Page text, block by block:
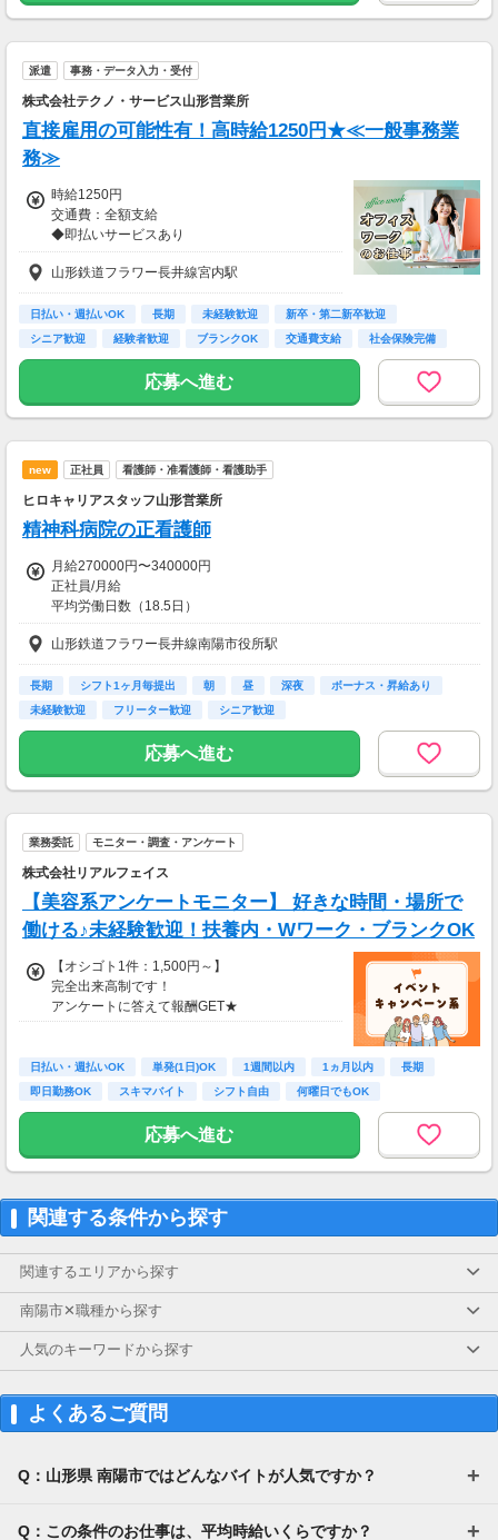
のモニターです！
・所要時間：10～20分
・謝礼金 ：500PT（1P＝1円）＋商品提供あ
◆ コスメのお試しモニター
ュー！
美容好きにぴったりの、楽しみながらできるお
仕事です。
・案件数 ：10～20件
・所要時間：10～20分
・謝礼金 ：500PT（1P＝1円）＋商品提供あ
り
◆ 生活に役立つサービスの調査
保険相談・クレカ発行など、サービス体験後に
アンケートに回答するだけ！
・案件数 ：10～20件
・所要時間：1～2時間
電話セミナーに参加 & モニター応募完了で、A
mazonギフトカード2,000円分をプレゼント！
派遣 事務・データ入力・受付
株式会社テクノ・サービス山形営業所
直接雇用の可能性有！高時給1250円★≪一般事務業
務≫
時給1250円
交通費：全額支給
◆即払いサービスあり
＼ 働いた分を早めにGET！ ／
働いた分の給与の一部を、給料日前に受け取れ
ます。
スマホでカンタン申請！
給料日前にお金が必要な時や、急な出費がある
※最短5日後から受け取り可能
※給与は原則【月末締め／翌月25日払い】
※当社規定あり
山形鉄道フラワー長井線宮内駅
日払い・週払いOK 長期 未経験歓迎
新卒・第二新卒歓迎
シニア歓迎
経験者歓迎 ブランクOK 交通費支給 社会保険完備
応募へ進む
new 正社員 看護師・准看護師・看護助手
ヒロキャリアスタッフ山形営業所
精神科病院の正看護師
月給270000円〜340000円
正社員/月給
平均労働日数（18.5日）
・月給270,000円～340,000円
【内訳】
・基本給211,000円～275,000円
※別途各種手当支給
・昇給年1回
・有給休暇初年度10日(入職3カ月より付与)
・退職金制度あり
・定年満60歳（希望があれば65歳まで勤務可）
修
・脳ドック費用の補助（規定あり）
・確定給付企業年金
・利用可能な託児施設あり
【交通費】
一部支給
山形鉄道フラワー長井線南陽市役所駅
長期 シフト1ヶ月毎提出 朝 昼 深夜
ボーナス・昇給あり
未経験歓迎
フリーター歓迎 シニア歓迎
応募へ進む
業務委託 モニター・調査・アンケート
株式会社リアルフェイス
【美容系アンケートモニター】 好きな時間・場所で
働ける♪未経験歓迎！扶養内・Wワーク・ブランクOK
【オシゴト1件：1,500円～】
完全出来高制です！
アンケートに答えて報酬GET★
日払い・週払いOK 単発(1日)OK 1週間以内 1ヵ月以内
長期
即日勤務OK
スキマバイト シフト自由 何曜日でもOK
応募へ進む
関連する条件から探す
関連するエリアから探す
南陽市✕職種から探す
人気のキーワードから探す
よくあるご質問
Q：山形県 南陽市ではどんなバイトが人気ですか？
Q：この条件のお仕事は、平均時給いくらですか？